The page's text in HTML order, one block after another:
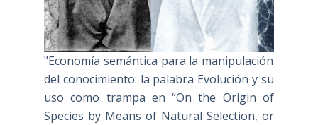
"Economía semántica para la manipulación
del conocimiento: la palabra Evolución y su
uso como trampa en “On the Origin of
Species by Means of Natural Selection, or